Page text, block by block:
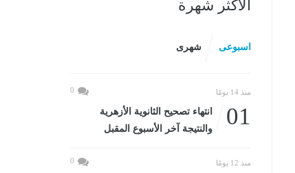
الأكثر شهرة
اسبوعى شهرى
منذ 14 يومًا 0
01
انتهاء تصحيح الثانوية الأزهرية
والنتيجة آخر الأسبوع المقبل
منذ 12 يومًا 0